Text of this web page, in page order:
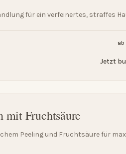
für ein verfeinertes, straffes
ab
Jetzt
mit Fruchtsäure
Peeling und Fruchtsäure für